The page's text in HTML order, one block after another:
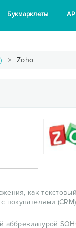
Букмарклеты
Zoho
как
покупателями